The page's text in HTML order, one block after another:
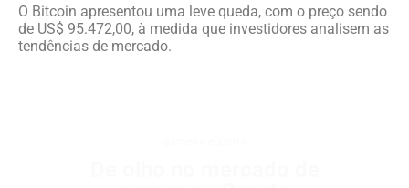
O Bitcoin apresentou uma leve queda, com o preço sendo
de US$ 95.472,00, à medida que investidores analisem as
tendências de mercado.